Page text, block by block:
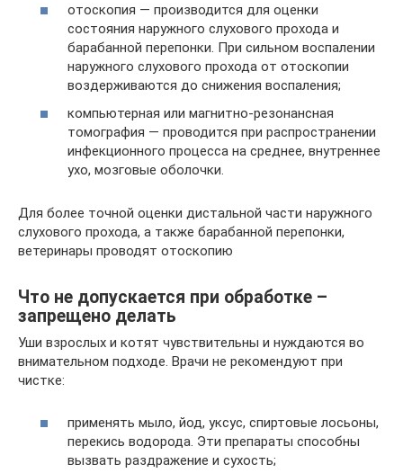
отоскопия — производится для оценки
состояния наружного слухового прохода и
барабанной перепонки. При сильном воспалении
наружного слухового прохода от отоскопии
воздерживаются до снижения воспаления;
компьютерная или магнитно-резонансная
томография — проводится при распространении
инфекционного процесса на среднее, внутреннее
ухо, мозговые оболочки.
Для более точной оценки дистальной части наружного
слухового прохода, а также барабанной перепонки,
ветеринары проводят отоскопию
Что не допускается при обработке –
запрещено делать
Уши взрослых и котят чувствительны и нуждаются во
внимательном подходе. Врачи не рекомендуют при
чистке:
применять мыло, йод, уксус, спиртовые лосьоны,
перекись водорода. Эти препараты способны
вызвать раздражение и сухость;